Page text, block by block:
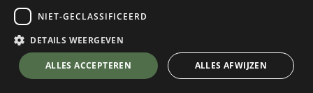
Sea to Summit
Aeros Ultralight Pillow Deluxe
Grey
Kies een kleur
💬 Stel je vraag over dit product via WhatsApp
NIET-GECLASSIFICEERD
DETAILS WEERGEVEN
ALLES ACCEPTEREN ALLES AFWIJZEN